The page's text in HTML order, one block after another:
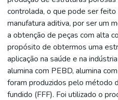
controlada, o que pode ser
manufatura aditiva, por ser um
a obtenção de peças com alta
propósito de obtermos uma
aplicação na saúde e na
alumina com PEBD, alumina
foram produzidos pelo método
fundido (FFF). Foi utilizado o